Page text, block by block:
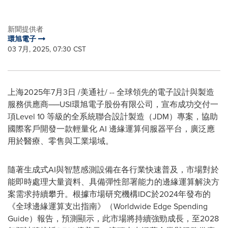
新聞提供者
環旭電子
03 7月, 2025, 07:30 CST
上海2025年7月3日 /美通社/ -- 全球領先的電子設計與製造
服務供應商──USI環旭電子股份有限公司，宣布成功交付一
項Level 10 等級的全系統聯合設計製造（JDM）專案，協助
國際客戶開發一款輕量化 AI 邊緣運算伺服器平台，廣泛應
用於醫療、零售與工業場域。
隨著生成式AI與智慧感測設備在各行業快速普及，市場對於
能即時處理大量資料、具備彈性部署能力的邊緣運算解決方
案需求持續攀升。根據市場研究機構IDC於2024年發布的
《全球邊緣運算支出指南》（Worldwide Edge Spending
Guide）報告，預測顯示，此市場將持續強勁成長，至2028